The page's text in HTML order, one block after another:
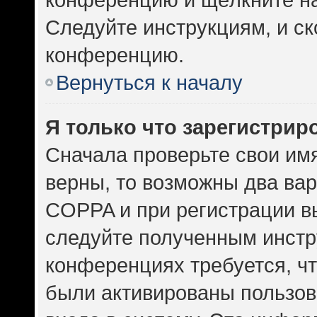
Следуйте инструкциям, и
конференцию.
Вернуться к началу
Я только что
Сначала проверьте свои
верны, то возможны два
COPPA и при регистрации
следуйте полученным
конференциях требуется,
были активированы